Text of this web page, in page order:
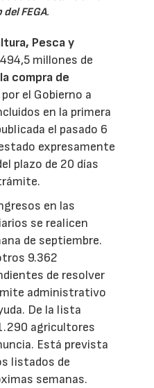
FEGA.
Pesca y
millones de
compra de
el Gobierno a
en la primera
el pasado 6
expresamente
plazo de 20 días
en las
se realicen
de septiembre.
9.362
de resolver
administrativo
De la lista
agricultores
Está prevista
listados de
semanas.